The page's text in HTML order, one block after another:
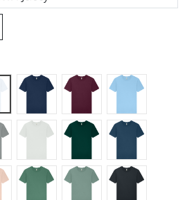
French NavyBurgundy Light Blue
Grey Off White Bottle GreenDenim Blue
Pink Sage Green Slate Green Ash Black